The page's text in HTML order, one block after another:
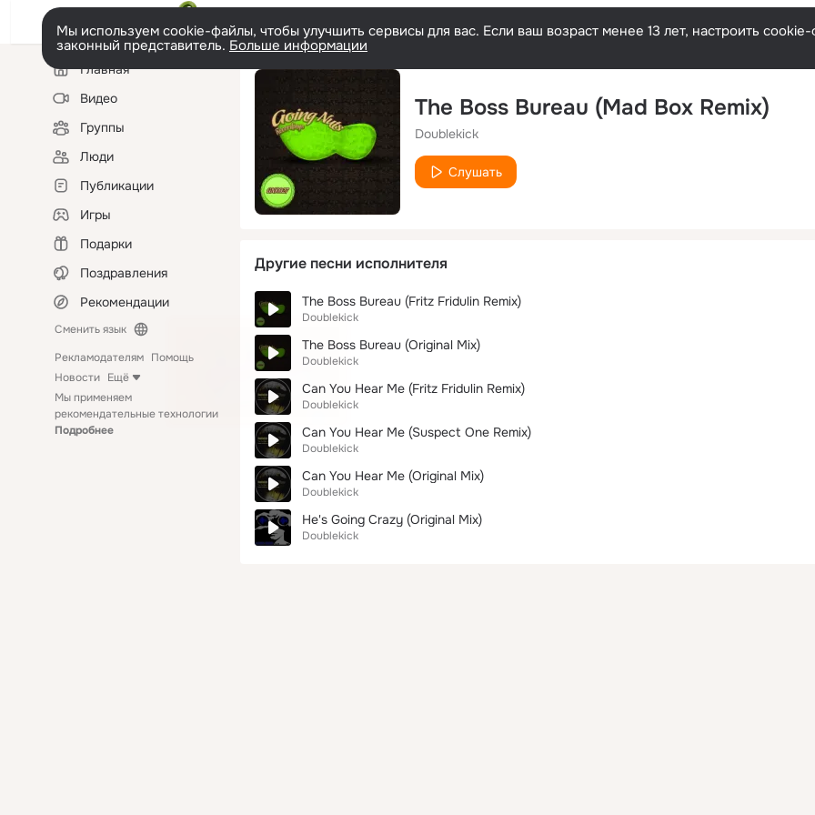
Мы используем cookie-файлы, чтобы улучшить сервисы для вас. Если ваш возраст менее 13 лет, настроить
законный представитель. Больше информации
Левая
колонкаГлавная
Видео
Группы
Люди
Публикации
Игры
Подарки
Поздравления
Рекомендации
Сменить язык
Рекламодателям Помощь
Новости Ещё
Мы применяем
рекомендательные технологии
Подробнее
The Boss Bureau (Mad Box Remix)
Doublekick
Слушать
Другие песни исполнителя
The Boss Bureau (Fritz Fridulin Remix)
Doublekick
The Boss Bureau (Original Mix)
Doublekick
Can You Hear Me (Fritz Fridulin Remix)
Doublekick
Can You Hear Me (Suspect One Remix)
Doublekick
Can You Hear Me (Original Mix)
Doublekick
He's Going Crazy (Original Mix)
Doublekick